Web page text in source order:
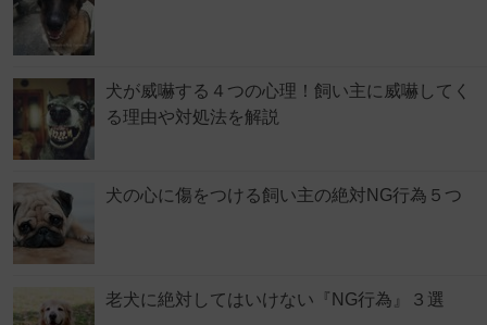
犬が威嚇する４つの心理！飼い主に威嚇してく
る理由や対処法を解説
犬の心に傷をつける飼い主の絶対NG行為５つ
老犬に絶対してはいけない『NG行為』３選